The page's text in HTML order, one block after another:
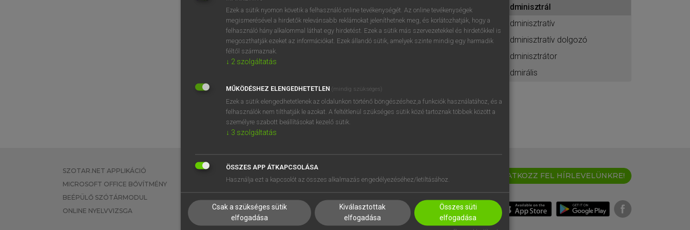
BELÉPÉS
próbaverziójának elindításához
regisztrálok ésbelépek.
REGISZTRÁCIÓ
adminisztrál
adminisztratív
adminisztratív dolgozó
adminisztrátor
admirális
SZOTAR.NET APPLIKÁCIÓ
MICROSOFT OFFICE BŐVÍTMÉNY
BEÉPÜLŐ SZÓTÁRMODUL
ONLINE NYELVVIZSGA
EGYÉNI FELHASZNÁLÓKNAK
TANULÓKNAK
VÁLLALATI MEGOLDÁSOK
SÚGÓ
RÓLUNK
SÜTI BEÁLLÍTÁSOK
IRATKOZZ FEL HÍRLEVELÜNKRE!
Ezek a sütik nyomon követik a felhasználó online tevékenységét. Az online tevékenységek
megismerésével a hirdetők relevánsabb reklámokat jeleníthetnek meg, és korlátozhatják, hogy a
felhasználó hány alkalommal láthat egy hirdetést. Ezek a sütik más szervezetekkel és hirdetőkkel is
megoszthatják ezeket az információkat. Ezek állandó sütik, amelyek szinte mindig egy harmadik
féltől származnak.
↓ 2 szolgáltatás
MŰKÖDÉSHEZ ELENGEDHETETLEN (mindig szükséges)
Ezek a sütik elengedhetetlenek az oldalunkon történő böngészéshez,a funkciók használatához, és a
felhasználók nem tilthatják le azokat. A feltétlenül szükséges sütik közé tartoznak többek között a
személyre szabott beállításokat kezelő sütik.
↓ 3 szolgáltatás
ÖSSZES APP ÁTKAPCSOLÁSA
Használja ezt a kapcsolót az összes alkalmazás engedélyezéséhez/letiltásához.
Csak a szükséges sütik
elfogadása
Kiválasztottak
elfogadása
Összes süti
elfogadása